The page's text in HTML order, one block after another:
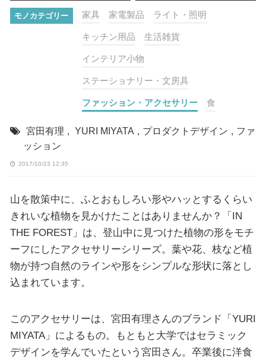
モノカテゴリー 家具 家電製品 ライト・照明
キッチン用品 生活雑貨
インテリア小物
ステーショナリー・文房具
ファッション・アクセサリー 食
宮田有理 , YURI MIYATA , プロダクトデザイン , ファ
ッション
2017/10/23 12:35
山を散策中に、ふとおもしろい形やハッとするくらい
きれいな植物を見かけたことはありませんか？「IN
THE FOREST」は、登山中に見つけた植物の形をモチ
ーフにしたアクセサリーシリーズ。葉や花、枝など植
物が持つ自然のラインや形をシンプルな形状に落とし
込まれています。
このアクセサリーは、宮田有理さんのブランド「YURI
MIYATA」によるもの。もともと大学ではセラミック
デザインを学んでいたという宮田さん。卒業後に洋食